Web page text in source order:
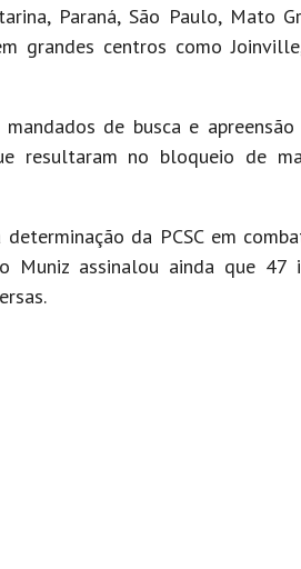
Paraná, São Paulo, Mato
grandes centros como
de busca e
resultaram no bloqueio de
da PCSC em
Muniz assinalou ainda que